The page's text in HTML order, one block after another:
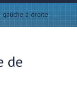
à droite
de